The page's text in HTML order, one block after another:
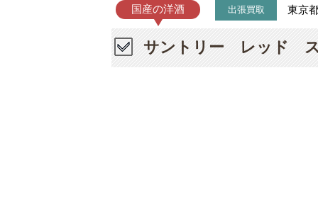
国産の洋酒 出張買取 東京
サントリー レッド ス